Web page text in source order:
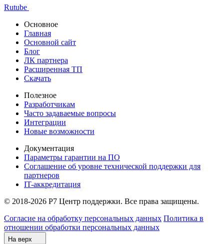
Rutube
Основное
Главная
Основной сайт
Блог
ЛК партнера
Расширенная ТП
Скачать
Полезное
Разработчикам
Часто задаваемые вопросы
Интеграции
Новые возможности
Документация
Параметры гарантии на ПО
Соглашение об уровне технической поддержки для
партнеров
IT-аккредитация
© 2018-2026 Р7 Центр поддержки. Все права защищены.
Согласие на обработку персональных данных Политика в
отношении обработки персональных данных
На верх